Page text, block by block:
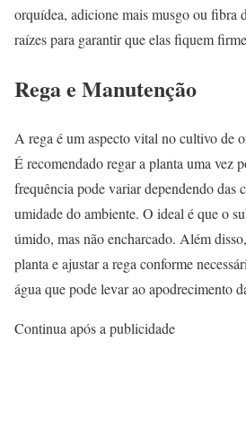
orquídea, adicione mais musgo ou fibra
raízes para garantir que elas fiquem
Rega e Manutenção
A rega é um aspecto vital no cultivo de
É recomendado regar a planta uma vez
frequência pode variar dependendo das
umidade do ambiente. O ideal é que o
úmido, mas não encharcado. Além
planta e ajustar a rega conforme
água que pode levar ao apodrecimento
Continua após a publicidade